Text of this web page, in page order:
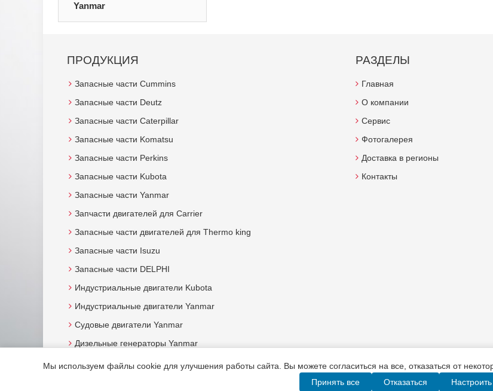
Yanmar
ПРОДУКЦИЯ
Запасные части Cummins
Запасные части Deutz
Запасные части Caterpillar
Запасные части Komatsu
Запасные части Perkins
Запасные части Kubota
Запасные части Yanmar
Запчасти двигателей для Carrier
Запасные части двигателей для Thermo king
Запасные части Isuzu
Запасные части DELPHI
Индустриальные двигатели Kubota
Индустриальные двигатели Yanmar
Судовые двигатели Yanmar
Дизельные генераторы Yanmar
РАЗДЕЛЫ
Главная
О компании
Сервис
Фотогалерея
Доставка в регионы
Контакты
Мы используем файлы cookie для улучшения работы сайта. Вы можете согласиться на все, отказаться от
Принять все
Отказаться Настроить